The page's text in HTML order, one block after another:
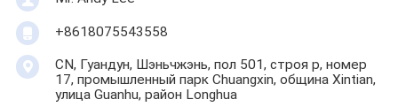
+8618075543558
CN, Гуандун, Шэньчжэнь, пол 501, строя p, номер
17, промышленный парк Chuangxin, община Xintian,
улица Guanhu, район Longhua